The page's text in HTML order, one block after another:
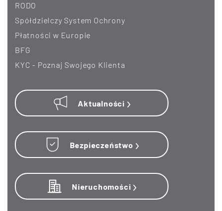
RODO
Spółdzielczy System Ochrony
Płatności w Europie
BFG
KYC - Poznaj Swojego Klienta
Aktualności
Bezpieczeństwo
Nieruchomości